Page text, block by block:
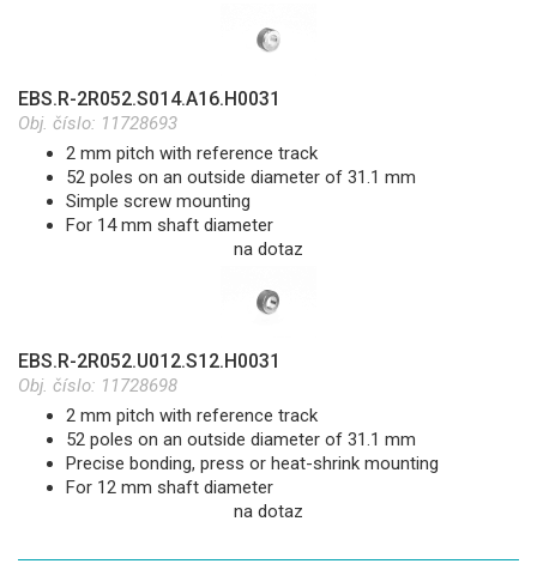
EBS.R-2R052.S014.A16.H0031
Obj. číslo: 11728693
2 mm pitch with reference track
52 poles on an outside diameter of 31.1 mm
Simple screw mounting
For 14 mm shaft diameter
na dotaz
EBS.R-2R052.U012.S12.H0031
Obj. číslo: 11728698
2 mm pitch with reference track
52 poles on an outside diameter of 31.1 mm
Precise bonding, press or heat-shrink mounting
For 12 mm shaft diameter
na dotaz